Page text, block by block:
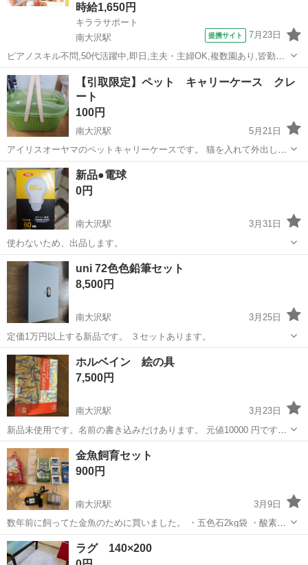
時給1,650円
キララサポート
南大沢駅
提携サイト 7月23日
ピアノスキル不問,50代活躍中,即日,主夫・主婦OK,複数園あり,皆勤手
当あり,残業ほぼなし,持ち帰り残業無し,40代活躍中,20代活躍中,社会福
祉法人,ブランクOK,30代活躍中,保育補助,園庭あり 保育業務全般、書
類(...
東京 八王子市 南大沢駅 保育士
【引取限定】ペット キャリーケース クレ
ート
100円
南大沢駅
5月21日
アイリスオーヤマのペットキャリーケースです。 猫を入れて外出して
おりました。 衛生面を考え付属でついていました底のマットはお付け
致しません。また、ショルダー用の紐も噛まれてしまいましたので処
分済みです。 実際に使用し、自宅...
東京 八王子市 南大沢駅
新品●電球
0円
南大沢駅
3月31日
使わないため、出品します。
東京 八王子市 南大沢駅 その他
uni 72色色鉛筆セット
8,500円
南大沢駅
3月25日
定価1万円以上する新品です。 ３セットあります。
東京 八王子市 南大沢駅 その他
ホルベイン 絵の具
7,500円
南大沢駅
3月23日
新品未使用です。名前の書き込みだけあります。 元値10000 円です。
60色もあります。そちらは10000円でお願いします！
東京 八王子市 南大沢駅
金魚飼育セット
900円
南大沢駅
3月9日
数年前に飼ってた金魚のために買いました。 ・五色石2kg袋 ・酸素を
出す石は8個入りのうち4個残っています。 ・エルバージュエース 4
個入りのうち3個残っています。 ・水作 エアポンプ エアコンパク
東京 八王子市 南大沢駅 その他
ラグ 140×200